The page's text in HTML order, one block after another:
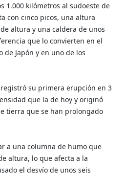
1.000 kilómetros al sudoeste de
con cinco picos, una altura
altura y una caldera de unos
que lo convierten en el
de Japón y en uno de los
registró su primera erupción en 3
que la de hoy y originó
tierra que se han prolongado
a una columna de humo que
altura, lo que afecta a la
el desvío de unos seis